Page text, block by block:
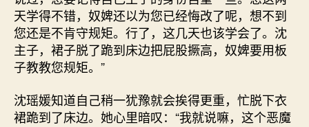
天学得不错，奴婢还以为您已经悔改了呢，想不到
您还是不肯守规矩。行了，这几天也该学会了。沈
主子，裙子脱了跪到床边把屁股撅高，奴婢要用板
子教教您规矩。”
沈瑶媛知道自己稍一犹豫就会挨得更重，忙脱下衣
裙跪到了床边。她心里暗叹：“我就说嘛，这个恶魔